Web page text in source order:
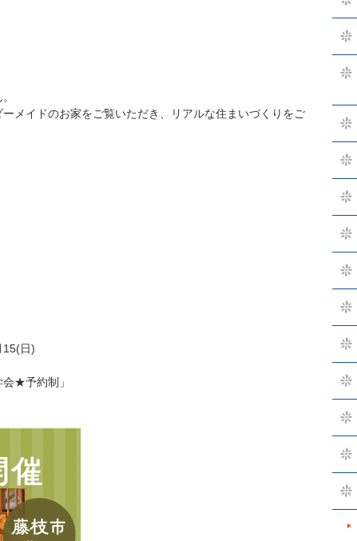
メイドのお家をご覧いただき、リアルな住まいづくりをご
15(日)
会★予約制」